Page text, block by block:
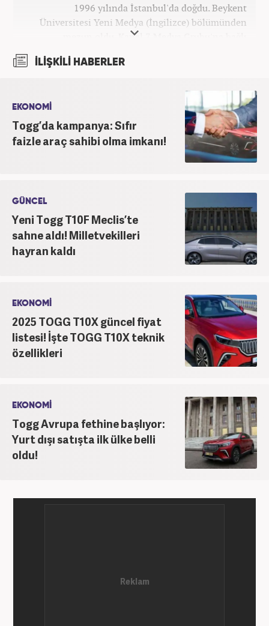
1996 yılında İstanbul'da doğdu. Beykent
Üniversitesi Yeni Medya (İngilizce) bölümünden
mezun oldu. Kanal 7 Medya Grubu'na bağlı
İLİŞKİLİ HABERLER
EKONOMİ
Togg’da kampanya: Sıfır
faizle araç sahibi olma imkanı!
GÜNCEL
Yeni Togg T10F Meclis’te
sahne aldı! Milletvekilleri
hayran kaldı
EKONOMİ
2025 TOGG T10X güncel fiyat
listesi! İşte TOGG T10X teknik
özellikleri
EKONOMİ
Togg Avrupa fethine başlıyor:
Yurt dışı satışta ilk ülke belli
oldu!